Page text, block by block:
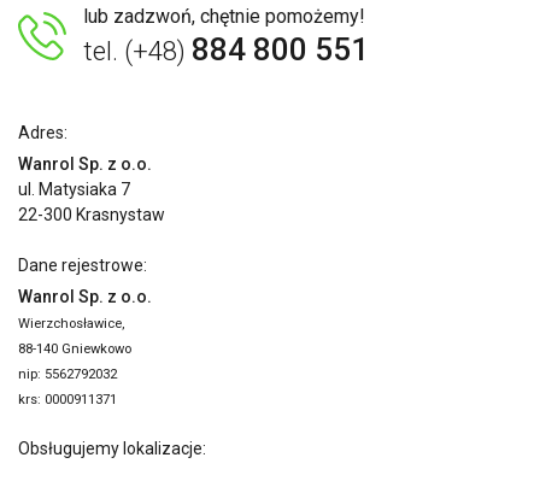
lub zadzwoń, chętnie pomożemy!
tel. (+48) 884 800 551
Adres:
Wanrol Sp. z o.o.
ul. Matysiaka 7
22-300 Krasnystaw
Dane rejestrowe:
Wanrol Sp. z o.o.
Wierzchosławice,
88-140 Gniewkowo
nip: 5562792032
krs: 0000911371
Obsługujemy lokalizacje: